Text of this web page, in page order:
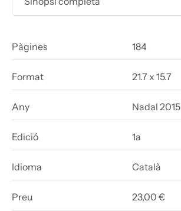
Pàgines 184
Format 21.7 x 15.7
Any Nadal 2015
Edició 1a
Idioma Català
Preu 23,00 €